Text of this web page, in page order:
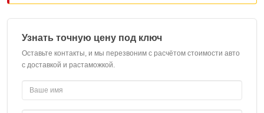
Узнать точную цену под ключ
Оставьте контакты, и мы перезвоним с расчётом стоимости авто
с доставкой и растаможкой.